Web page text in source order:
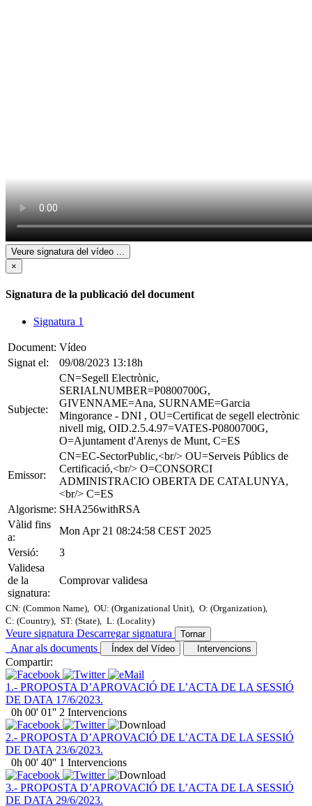
Veure signatura del vídeo
×
Signatura de la publicació del document
Signatura 1
Document: Vídeo
Signat el:
09/08/2023 13:18h
Subjecte:
CN=Segell Electrònic,
SERIALNUMBER=P0800700G,
GIVENNAME=Ana, SURNAME=Garcia
Mingorance - DNI , OU=Certificat de segell electrònic
nivell mig, OID.2.5.4.97=VATES-P0800700G,
O=Ajuntament d'Arenys de Munt, C=ES
Emissor:
CN=EC-SectorPublic,<br/> OU=Serveis Públics de
Certificació,<br/> O=CONSORCI
ADMINISTRACIO OBERTA DE CATALUNYA,
<br/> C=ES
Algorisme: SHA256withRSA
Vàlid fins
a:
Mon Apr 21 08:24:58 CEST 2025
Versió:
3
Validesa
de la
signatura:
Comprovar validesa
CN: (Common Name), OU: (Organizational Unit), O: (Organization),
C: (Country), ST: (State), L: (Locality)
Veure signatura Descarregar signatura Tornar
Anar als documents Índex del Vídeo Intervencions
Compartir:
1.- PROPOSTA D’APROVACIÓ DE L’ACTA DE LA SESSIÓ
DE DATA 17/6/2023.
0h 00' 01'' 2 Intervencions
2.- PROPOSTA D’APROVACIÓ DE L’ACTA DE LA SESSIÓ
DE DATA 23/6/2023.
0h 00' 40'' 1 Intervencions
3.- PROPOSTA D’APROVACIÓ DE L’ACTA DE LA SESSIÓ
DE DATA 29/6/2023.